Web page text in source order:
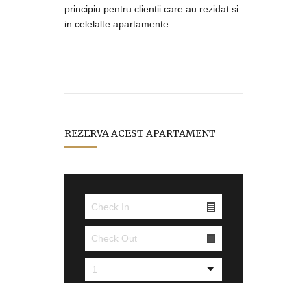
principiu pentru clientii care au rezidat si
in celelalte apartamente.
REZERVA ACEST APARTAMENT